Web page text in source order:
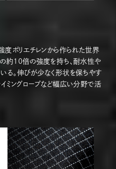
度ポリエチレンから作られた世界
約10倍の強度を持ち、耐水性や
る。伸びが少なく形状を保ちやす
ミングロープなど幅広い分野で活